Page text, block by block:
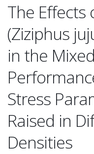
The Effects
(Ziziphus
in the
Stress
Raised in
Densities